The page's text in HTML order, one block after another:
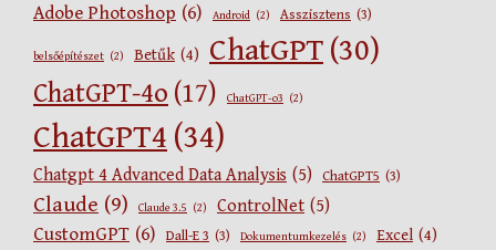
Adobe Photoshop (6) Android (2) Asszisztens (3)
belsőépítészet (2) Betűk (4) ChatGPT (30)
ChatGPT-4o (17) ChatGPT-o3 (2)
ChatGPT4 (34)
Chatgpt 4 Advanced Data Analysis (5) ChatGPT5 (3)
Claude (9) Claude 3.5 (2) ControlNet (5)
CustomGPT (6) Dall-E 3 (3) Dokumentumkezelés (2) Excel (4)